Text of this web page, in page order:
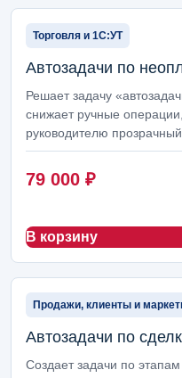
Торговля и 1С:УТ
Автозадачи по
Решает задачу
снижает ручные
руководителю прозрачный
79 000 ₽
В корзину
Продажи, клиенты и
Автозадачи по
Создает задачи по